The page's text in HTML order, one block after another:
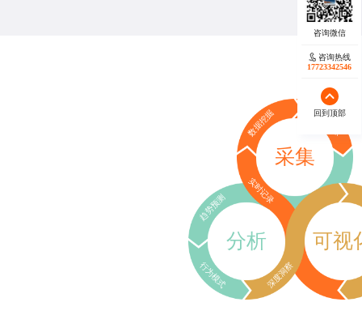
采集
数据挖掘 行为追踪
实时记录
分析
趋势预测
行为模式 深度洞察
可视
咨询热线
17723342546
回到顶部